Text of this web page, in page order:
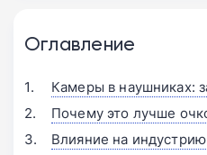
Оглавление
Камеры в наушниках:
Почему это лучше
Влияние на индустрию